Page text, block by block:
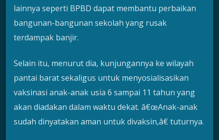
lainnya seperti BPBD dapat membantu perbaikan
bangunan-bangunan sekolah yang rusak
terdampak banjir.
Selain itu, menurut dia, kunjungannya ke wilayah
pantai barat sekaligus untuk menyosialisasikan
vaksinasi anak-anak usia 6 sampai 11 tahun yang
akan diadakan dalam waktu dekat. â€œAnak-anak
sudah dinyatakan aman untuk divaksin,â€ tuturnya.